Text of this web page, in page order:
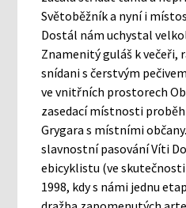
Světoběžník a nyní i
Dostál nám uchystal
Znamenitý guláš k večeři,
snídani s čerstvým
ve vnitřních prostorech
zasedací místnosti
Grygara s místními
slavnostní pasování Víti
ebicyklistu (ve
1998, kdy s námi jednu